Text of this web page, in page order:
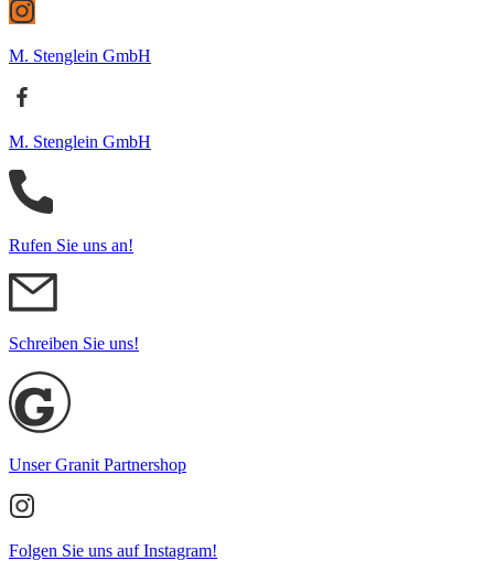
M. Stenglein GmbH
M. Stenglein GmbH
Rufen Sie uns an!
Schreiben Sie uns!
Unser Granit Partnershop
Folgen Sie uns auf Instagram!